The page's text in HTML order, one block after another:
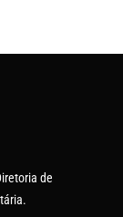
de